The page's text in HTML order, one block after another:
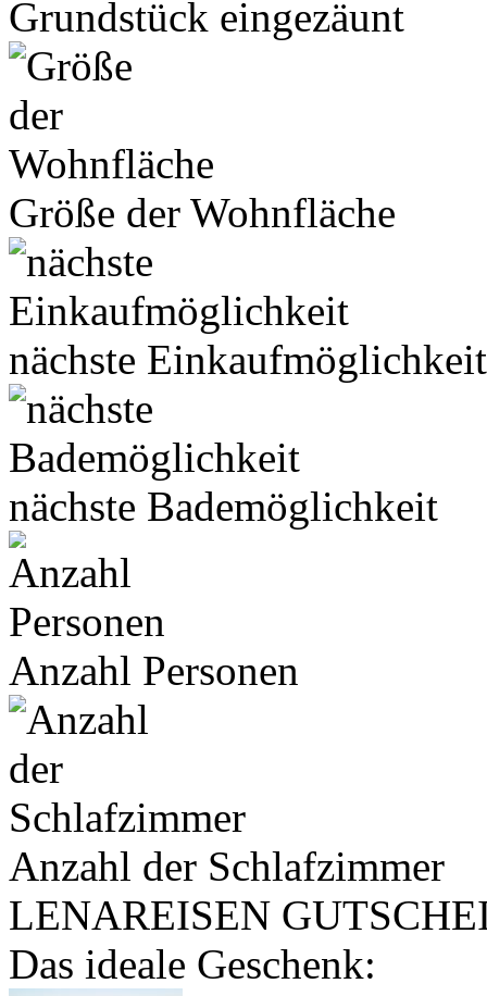
Grundstück eingezäunt
Größe der Wohnfläche
nächste Einkaufmöglichkeit
nächste Bademöglichkeit
Anzahl Personen
Anzahl der Schlafzimmer
LENAREISEN
Das ideale Geschenk: